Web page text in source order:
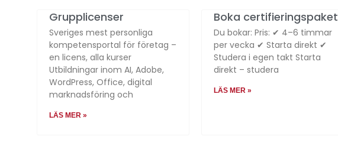
Grupplicenser
Sveriges mest personliga
kompetensportal för företag –
en licens, alla kurser
Utbildningar inom AI, Adobe,
WordPress, Office, digital
marknadsföring och
LÄS MER »
Boka certifieringspaket
Du bokar: Pris: ✔ 4–6 timmar
per vecka ✔ Starta direkt ✔
Studera i egen takt Starta
direkt – studera
LÄS MER »